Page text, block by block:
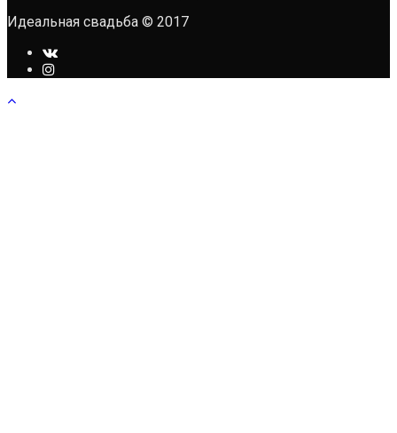
Идеальная свадьба © 2017